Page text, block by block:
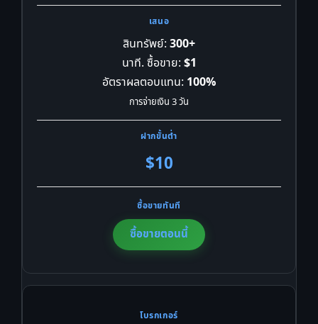
สินทรัพย์: 300+
นาที. ซื้อขาย: $1
อัตราผลตอบแทน: 100%
การจ่ายเงิน 3 วัน
$10
ซื้อขายตอนนี้